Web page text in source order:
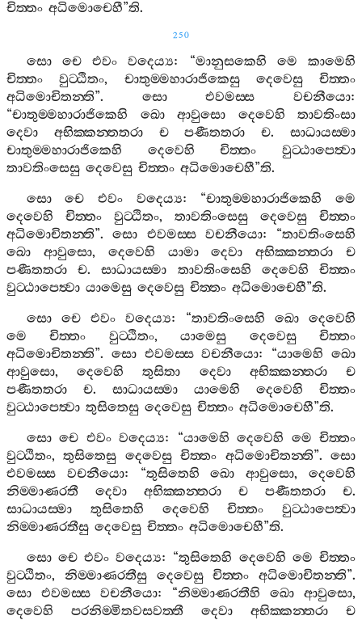
චිත‍්තං අධිමොචෙහී”ති.
250
සො චෙ එවං වදෙය්‍ය: “මානුසකෙහි මෙ
කාමෙහි
චිත‍්තං
වුට‍්ඨිතං, චාතුම‍්මහාරාජිකෙසු දෙවෙසු
චිත‍්තං
අධිමොචිතන‍්ති”. සො එවමස‍්ස වචනීයො:
“චාතුම‍්මහාරාජිකෙහි ඛො ආවුසො දෙවෙහි
තාවතිංසා
දෙවා
අභික‍්කන‍්තතරා ච පණීතතරා ච.සාධායස‍්මා
චාතුම‍්මහාරාජිකෙහි
දෙවෙහි චිත‍්තං
වුට‍්ඨාපෙත්‍වා
තාවතිංසෙසු දෙවෙසු චිත‍්තං අධිමොචෙහී”ති.
සො
චෙ එවං වදෙය්‍ය: “චාතුම‍්මහාරාජිකෙහි
මෙ
දෙවෙහි
චිත‍්තං වුට‍්ඨිතං, තාවතිංසෙසු දෙවෙසු
චිත‍්තං
අධිමොචිතන‍්ති”.සො එවමස‍්ස වචනීයො: “තාවතිංසෙහි
ඛො
ආවුසො, දෙවෙහි යාමා දෙවා අභික‍්කන‍්තරා
ච
පණීතතරා
ච.සාධායස‍්මා තාවතිංසෙහි දෙවෙහි
චිත‍්තං
වුට‍්ඨාපෙත්‍වා යාමෙසු දෙවෙසු චිත‍්තං අධිමොචෙහී”ති.
සො
චෙ එවං වදෙය්‍ය: “තාවතිංසෙහි ඛො
දෙවෙහි
මෙ
චිත‍්තං වුට‍්ඨිතං,යාමෙසු දෙවෙසු
චිත‍්තං
අධිමොචිතන‍්ති”. සො එවමස‍්ස වචනීයො: “යාමෙහි ඛො
ආවුසො,දෙවෙහි තුසිතා දෙවා අභික‍්කන‍්තරා
ච
පණීතතරා
ච. සාධායස‍්මා යාමෙහි දෙවෙහි
චිත‍්තං
වුට‍්ඨාපෙත්‍වා තුසිතෙසු දෙවෙසු චිත‍්තං අධිමොචෙහී”ති.
සො චෙ එවං වදෙය්‍ය: “යාමෙහි දෙවෙහි මෙ චිත‍්තං
වුට‍්ඨිතං,තුසිතෙසු දෙවෙසු චිත‍්තං අධිමොචිතන‍්ති”.සො
එවමස‍්ස
වචනීයො: “තුසිතෙහි ඛො ආවුසො,දෙවෙහි
නිම‍්මාණරතී
දෙවා අභික‍්කන‍්තරා ච පණීතතරා ච.
සාධායස‍්මා
තුසිතෙහි දෙවෙහි චිත‍්තං
වුට‍්ඨාපෙත්‍වා
නිම‍්මාණරතීසු දෙවෙසු චිත‍්තං අධිමොචෙහී”ති.
සො චෙ එවං වදෙය්‍ය: “තුසිතෙහි දෙවෙහි මෙ චිත‍්තං
වුට‍්ඨිතං, නිම‍්මාණරතීසු දෙවෙසු චිත‍්තං අධිමොචිතන‍්ති”.
සො
එවමස‍්ස වචනීයො: “නිම‍්මාණරතීහි ඛො ආවුසො,
දෙවෙහි
පරනිම‍්මිතවසවත‍්තී දෙවා අභික‍්කන‍්තරා
ච